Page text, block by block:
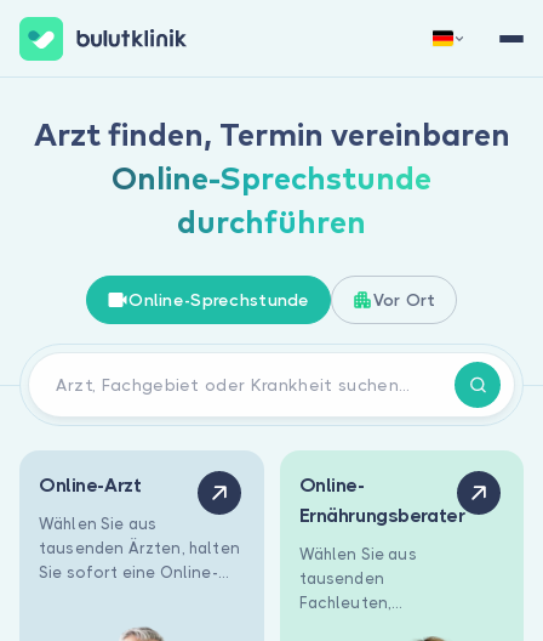
Über uns
Für Patienten
Für Ärzte
Sind Sie Arzt?
Arzt finden, Termin vereinbaren
Online-Sprechstunde
durchführen
Online-Sprechstunde Vor Ort
Online-Arzt
Wählen Sie aus
tausenden Ärzten, halten
Sie sofort eine Online-
Online-
Ernährungsberater
Wählen Sie aus
tausenden
Fachleuten,